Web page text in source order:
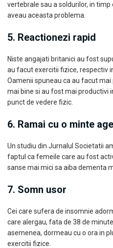
vertebrale sau a soldurilor, in
aveau aceasta problema.
5. Reactionezi rapid
Niste angajati britanici au fost
au facut exercitii fizice, respectiv
Oamenii spuneau ca au facut
mai bine si au fost mai productivi
punct de vedere fizic.
6. Ramai cu o minte
Un studiu din Jurnalul Societatii
faptul ca femeile care au fost
sanse mai mici sa aiba dementa
7. Somn usor
Cei care sufera de insomnie
care alergau, fata de 38 de
asemenea, dormeau cu o ora in
exercitii fizice.